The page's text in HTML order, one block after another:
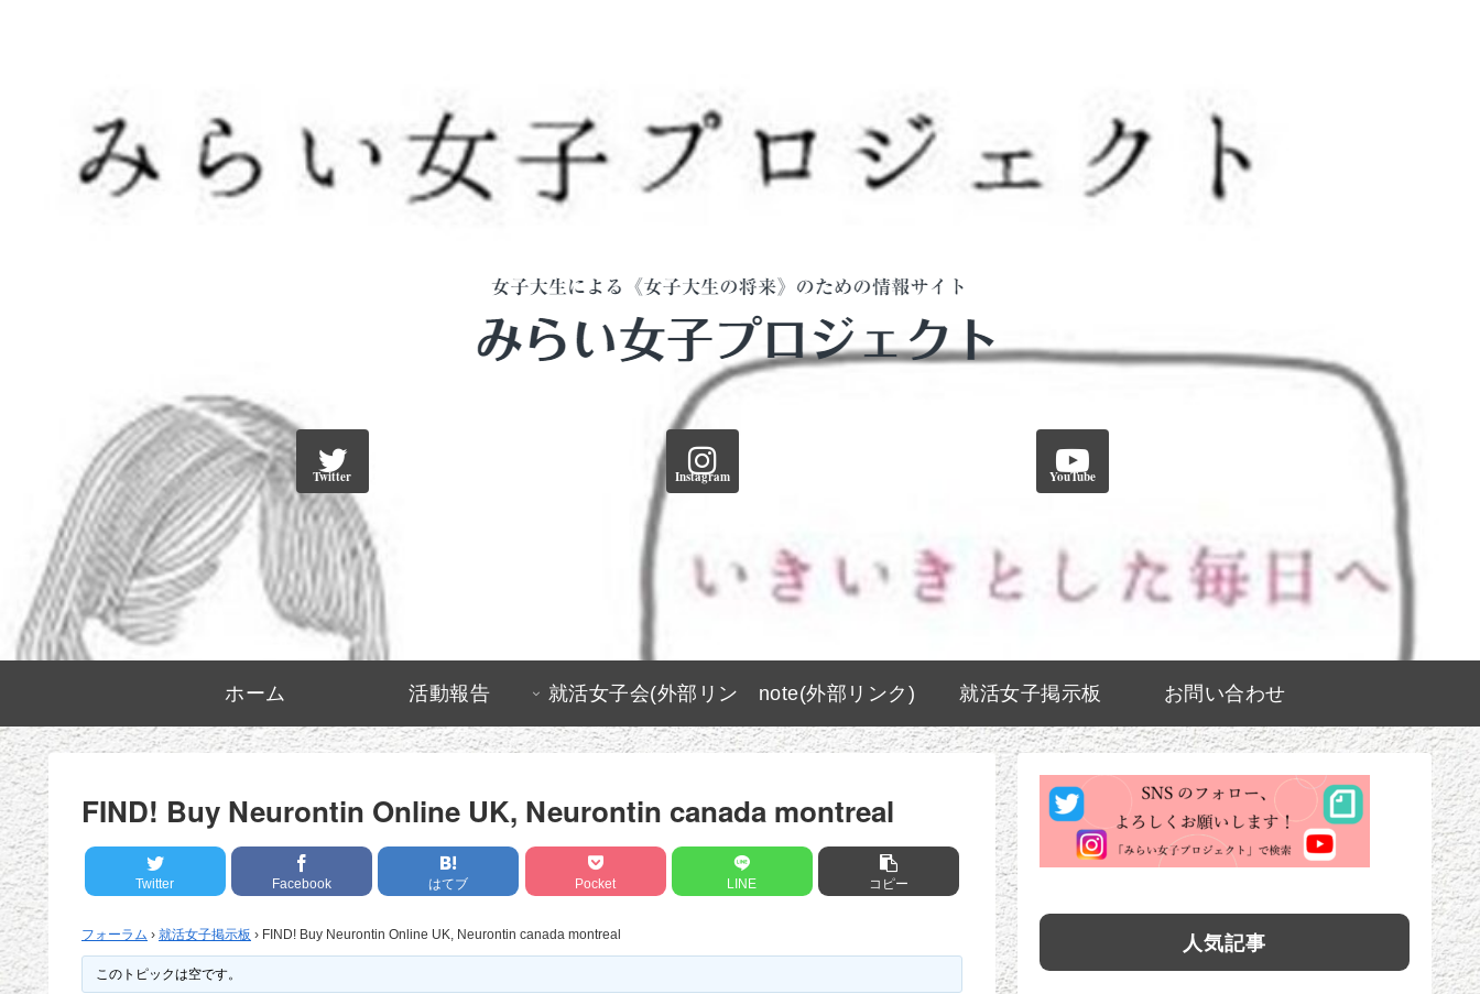
Twitter Instagram YouTube
ホーム 活動報告 就活女子会(外部リン
ク)
note(外部リンク) 就活女子掲示板 お問い合わせ
FIND! Buy Neurontin Online UK, Neurontin canada montreal
Twitter Facebook はてブ Pocket LINE コピー
フォーラム › 就活女子掲示板 › FIND! Buy Neurontin Online UK, Neurontin canada montreal
このトピックは空です。
人気記事